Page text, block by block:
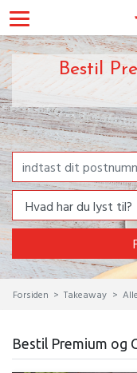
Bestil
Forsiden Takeaway
Bestil Premium og